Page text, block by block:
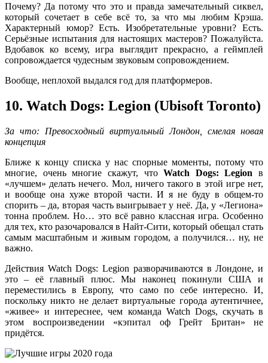
Почему? Да потому что это и правда замечательный сиквел,
который сочетает в себе всё то, за что мы любим Крэша.
Характерный юмор? Есть. Изобретательные уровни? Есть.
Серьёзные испытания для настоящих мастеров? Пожалуйста.
Вдобавок ко всему, игра выглядит прекрасно, а геймплей
сопровождается чудесным звуковым сопровождением.
Вообще, неплохой выдался год для платформеров.
10. Watch Dogs: Legion (Ubisoft Toronto)
За что: Превосходный виртуальный Лондон, смелая новая
концепция
Ближе к концу списка у нас спорные моменты, потому что
многие, очень многие скажут, чтоWatch Dogs: Legion в
«лучшем» делать нечего. Мол, ничего такого в этой игре нет,
и вообще она хуже второй части. И я не буду в общем-то
спорить – да, вторая часть выигрывает у неё. Да, у «Легиона»
тонна проблем. Но… это всё равно классная игра. Особенно
для тех, кто разочаровался в Найт-Сити, который обещал стать
самым масштабным и живым городом, а получился… ну, не
важно.
Действия Watch Dogs: Legion разворачиваются в Лондоне, и
это – её главный плюс. Мы наконец покинули США и
переместились в Европу, что само по себе интересно. И,
поскольку никто не делает виртуальные города аутентичнее,
«живее» и интереснее, чем команда Watch Dogs, скучать в
этом воспроизведении «кэпитал оф Грейт Британ» не
придётся.